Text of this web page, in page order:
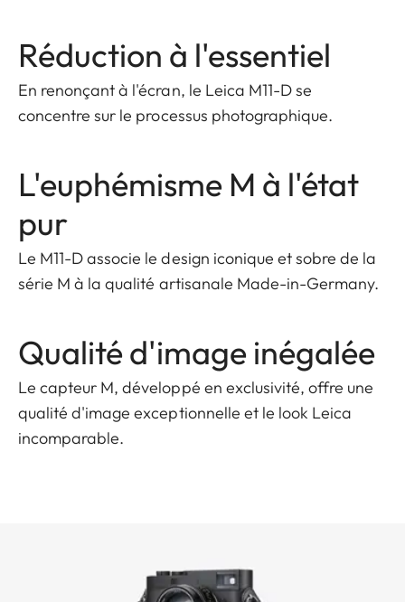
Réduction à l'essentiel
En renonçant à l'écran, le Leica M11-D se
concentre sur le processus photographique.
L'euphémisme M à l'état
pur
Le M11-D associe le design iconique et sobre de la
série M à la qualité artisanale Made-in-Germany.
Qualité d'image inégalée
Le capteur M, développé en exclusivité, offre une
qualité d'image exceptionnelle et le look Leica
incomparable.